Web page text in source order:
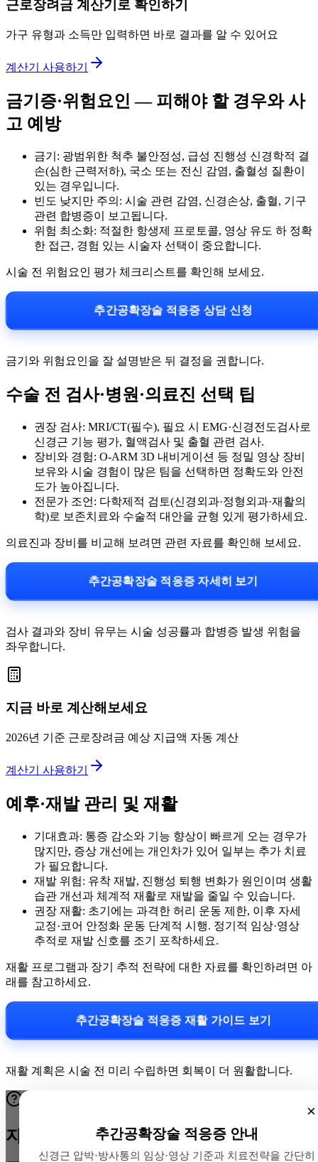
근로장려금 계산기로 확인하기
가구 유형과 소득만 입력하면 바로 결과를 알 수 있어요
계산기 사용하기
금기증·위험요인 — 피해야 할 경우와 사
고 예방
금기: 광범위한 척추 불안정성, 급성 진행성 신경학적 결
손(심한 근력저하), 국소 또는 전신 감염, 출혈성 질환이
있는 경우입니다.
빈도 낮지만 주의: 시술 관련 감염, 신경손상, 출혈, 기구
관련 합병증이 보고됩니다.
위험 최소화: 적절한 항생제 프로토콜, 영상 유도 하 정확
한 접근, 경험 있는 시술자 선택이 중요합니다.
시술 전 위험요인 평가 체크리스트를 확인해 보세요.
추간공확장술 적응증 상담 신청
금기와 위험요인을 잘 설명받은 뒤 결정을 권합니다.
수술 전 검사·병원·의료진 선택 팁
권장 검사: MRI/CT(필수), 필요 시 EMG·신경전도검사로
신경근 기능 평가, 혈액검사 및 출혈 관련 검사.
장비와 경험: O-ARM 3D 내비게이션 등 정밀 영상 장비
보유와 시술 경험이 많은 팀을 선택하면 정확도와 안전
도가 높아집니다.
전문가 조언: 다학제적 검토(신경외과·정형외과·재활의
학)로 보존치료와 수술적 대안을 균형 있게 평가하세요.
의료진과 장비를 비교해 보려면 관련 자료를 확인해 보세요.
추간공확장술 적응증 자세히 보기
검사 결과와 장비 유무는 시술 성공률과 합병증 발생 위험을
좌우합니다.
지금 바로 계산해보세요
2026년 기준 근로장려금 예상 지급액 자동 계산
계산기 사용하기
예후·재발 관리 및 재활
기대효과: 통증 감소와 기능 향상이 빠르게 오는 경우가
많지만, 증상 개선에는 개인차가 있어 일부는 추가 치료
가 필요합니다.
재발 위험: 유착 재발, 진행성 퇴행 변화가 원인이며 생활
습관 개선과 체계적 재활로 재발을 줄일 수 있습니다.
권장 재활: 초기에는 과격한 허리 운동 제한, 이후 자세
교정·코어 안정화 운동 단계적 시행. 정기적 임상·영상
추적로 재발 신호를 조기 포착하세요.
재활 프로그램과 장기 추적 전략에 대한 자료를 확인하려면 아
래를 참고하세요.
추간공확장술 적응증 재활 가이드 보기
재활 계획은 시술 전 미리 수립하면 회복이 더 원활합니다.
×
추간공확장술 적응증 안내
신경근 압박·방사통의 임상·영상 기준과 치료전략을 간단히
자주 묻는 질문